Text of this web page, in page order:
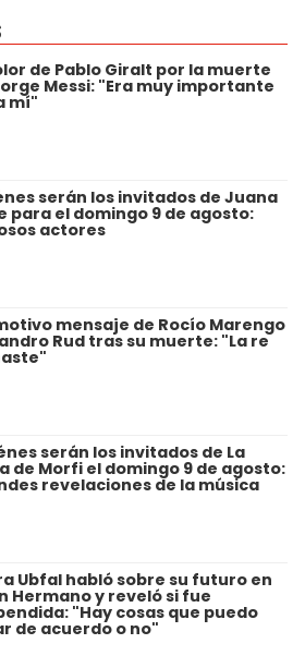
de Pablo Giralt por la muerte
Messi: "Era muy importante
mí"
serán los invitados de Juana
para el domingo 9 de agosto:
actores
mensaje de Rocío Marengo
Rud tras su muerte: "La re
serán los invitados de La
de Morfi el domingo 9 de agosto:
revelaciones de la música
Ubfal habló sobre su futuro en
Hermano y reveló si fue
"Hay cosas que puedo
de acuerdo o no"